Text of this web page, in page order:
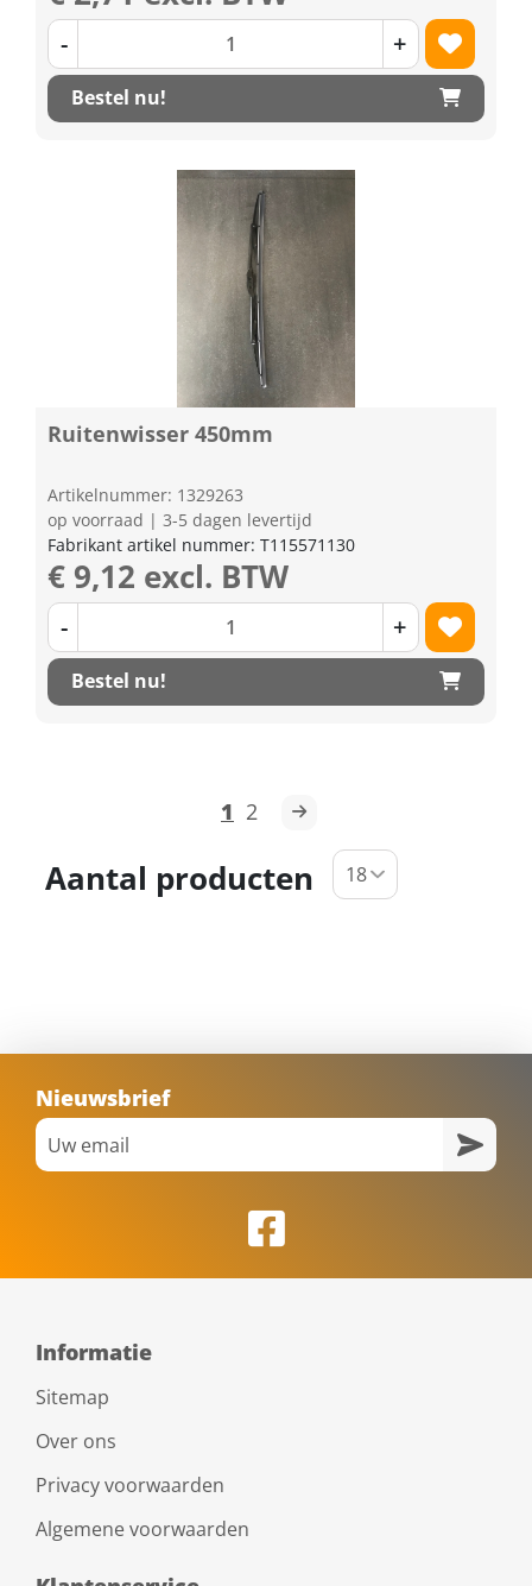
- +
Bestel nu!
Ruitenwisser 450mm
Artikelnummer: 1329263
op voorraad | 3-5 dagen levertijd
Fabrikant artikel nummer: T115571130
€ 9,12 excl. BTW
- +
Bestel nu!
1 2
Aantal producten
Nieuwsbrief
Informatie
Sitemap
Over ons
Privacy voorwaarden
Algemene voorwaarden